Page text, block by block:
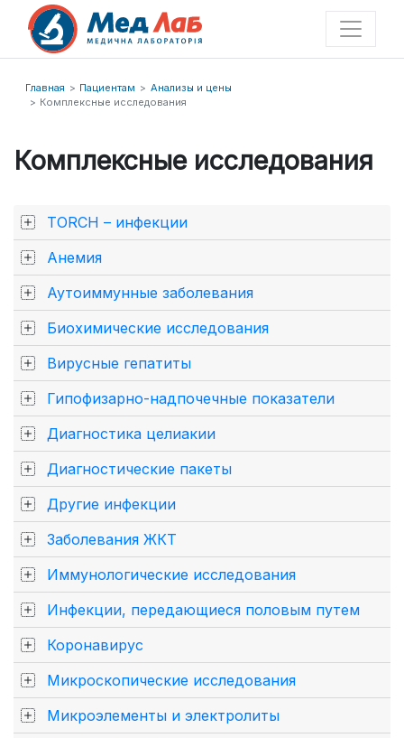
Главная Пациентам
Анализы и цены
Комплексные исследования
Комплексные исследования
TORCH – инфекции
Анемия
Аутоиммунные заболевания
Биохимические исследования
Вирусные гепатиты
Гипофизарно-надпочечные показатели
Диагностика целиакии
Диагностические пакеты
Другие инфекции
Заболевания ЖКТ
Иммунологические исследования
Инфекции, передающиеся половым путем
Коронавирус
Микроскопические исследования
Микроэлементы и электролиты